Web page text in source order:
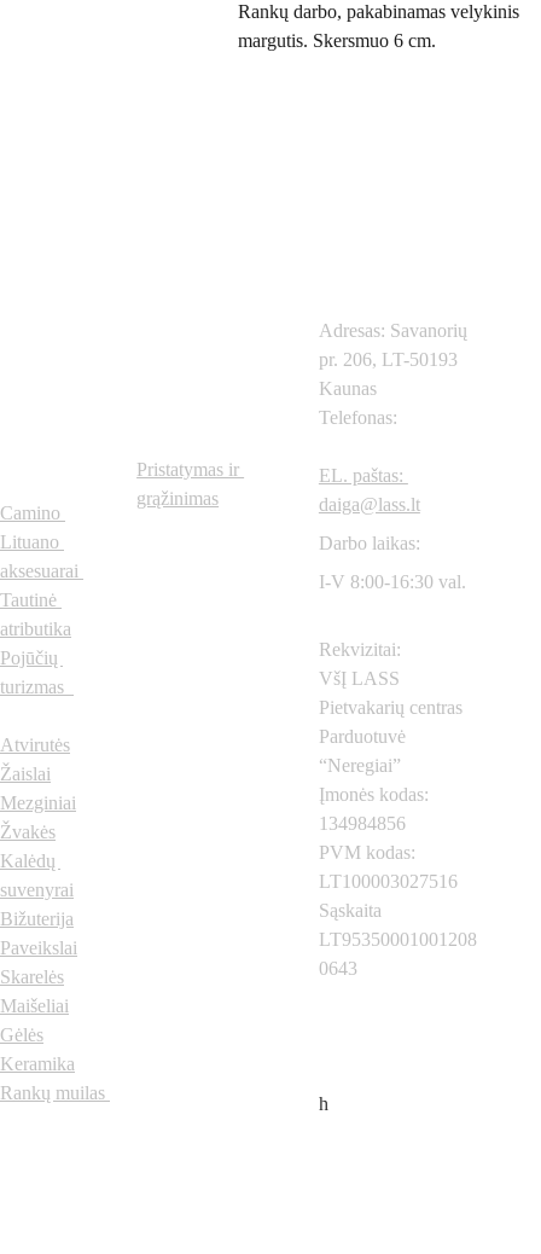
Rankų darbo, pakabinamas velykinis
margutis. Skersmuo 6 cm.
Adresas: Savanorių
pr. 206, LT-50193
Kaunas
Telefonas:
EL. paštas:
daiga@lass.lt
Darbo laikas:
I-V 8:00-16:30 val.
Rekvizitai:
VšĮ LASS
Pietvakarių centras
Parduotuvė
“Neregiai”
Įmonės kodas:
134984856
PVM kodas:
LT100003027516
Sąskaita
LT95350001001208
0643
h
Camino
Lituano
aksesuarai
Tautinė
atributika
Pojūčių
turizmas
Atvirutės
Žaislai
Mezginiai
Žvakės
Kalėdų
suvenyrai
Bižuterija
Paveikslai
Skarelės
Maišeliai
Gėlės
Keramika
Rankų muilas
Pristatymas ir
grąžinimas